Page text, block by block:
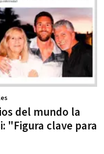
del mundo la
"Figura clave para